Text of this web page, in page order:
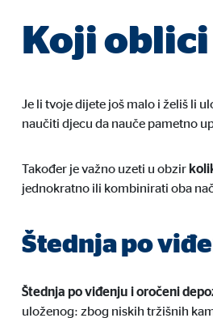
Koji oblici
Je li tvoje dijete još malo i želiš li
naučiti djecu da nauče pametno
Također je važno uzeti u obzir
jednokratno ili kombinirati oba
Štednja po
Štednja po viđenju i oročeni
uloženog: zbog niskih tržišnih